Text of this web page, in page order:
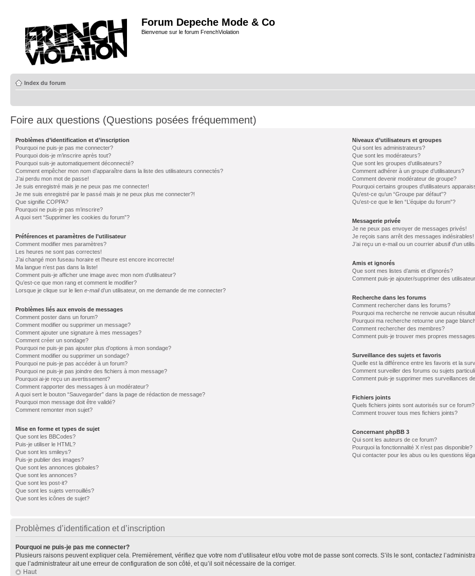
Forum Depeche Mode & Co
Bienvenue sur le forum FrenchViolation
Index du forum
Foire aux questions (Questions posées fréquemment)
Problèmes d’identification et d’inscription
Pourquoi ne puis-je pas me connecter?
Pourquoi dois-je m’inscrire après tout?
Pourquoi suis-je automatiquement déconnecté?
Comment empêcher mon nom d’apparaître dans la liste des utilisateurs connectés?
J’ai perdu mon mot de passe!
Je suis enregistré mais je ne peux pas me connecter!
Je me suis enregistré par le passé mais je ne peux plus me connecter?!
Que signifie COPPA?
Pourquoi ne puis-je pas m’inscrire?
A quoi sert “Supprimer les cookies du forum”?
Préférences et paramètres de l’utilisateur
Comment modifier mes paramètres?
Les heures ne sont pas correctes!
J’ai changé mon fuseau horaire et l’heure est encore incorrecte!
Ma langue n’est pas dans la liste!
Comment puis-je afficher une image avec mon nom d’utilisateur?
Qu’est-ce que mon rang et comment le modifier?
Lorsque je clique sur le lien e-maild’un utilisateur, on me demande de me connecter?
Problèmes liés aux envois de messages
Comment poster dans un forum?
Comment modifier ou supprimer un message?
Comment ajouter une signature à mes messages?
Comment créer un sondage?
Pourquoi ne puis-je pas ajouter plus d’options à mon sondage?
Comment modifier ou supprimer un sondage?
Pourquoi ne puis-je pas accéder à un forum?
Pourquoi ne puis-je pas joindre des fichiers à mon message?
Pourquoi ai-je reçu un avertissement?
Comment rapporter des messages à un modérateur?
A quoi sert le bouton “Sauvegarder” dans la page de rédaction de message?
Pourquoi mon message doit être validé?
Comment remonter mon sujet?
Mise en forme et types de sujet
Que sont les BBCodes?
Puis-je utiliser le HTML?
Que sont les smileys?
Puis-je publier des images?
Que sont les annonces globales?
Que sont les annonces?
Que sont les post-it?
Que sont les sujets verrouillés?
Que sont les icônes de sujet?
Niveaux d’utilisateurs et groupes
Qui sont les administrateurs?
Que sont les modérateurs?
Que sont les groupes d’utilisateurs?
Comment adhérer à un groupe d’utilisateurs?
Comment devenir modérateur de groupe?
Pourquoi certains groupes d’utilisateurs
Qu’est-ce qu’un “Groupe par défaut”?
Qu’est-ce que le lien “L’équipe du forum”?
Messagerie privée
Je ne peux pas envoyer de messages privés!
Je reçois sans arrêt des messages indésirables!
J’ai reçu un e-mail ou un courrier abusif d’un
Amis et ignorés
Que sont mes listes d’amis et d’ignorés?
Comment puis-je ajouter/supprimer des
Recherche dans les forums
Comment rechercher dans les forums?
Pourquoi ma recherche ne renvoie aucun
Pourquoi ma recherche retourne une page
Comment rechercher des membres?
Comment puis-je trouver mes propres
Surveillance des sujets et favoris
Quelle est la différence entre les favoris et la
Comment surveiller des forums ou sujets
Comment puis-je supprimer mes surveillances
Fichiers joints
Quels fichiers joints sont autorisés sur ce forum?
Comment trouver tous mes fichiers joints?
Concernant phpBB 3
Qui sont les auteurs de ce forum?
Pourquoi la fonctionnalité X n’est pas disponible?
Qui contacter pour les abus ou les questions
Problèmes d’identification et d’inscription
Pourquoi ne puis-je pas me connecter?
Plusieurs raisons peuvent expliquer cela. Premièrement, vérifiez que votre nom d’utilisateur et/ou votre mot de passe sont corrects. S’ils le sont, contactez
que l’administrateur ait une erreur de configuration de son côté, et qu’il soit nécessaire de la corriger.
Haut